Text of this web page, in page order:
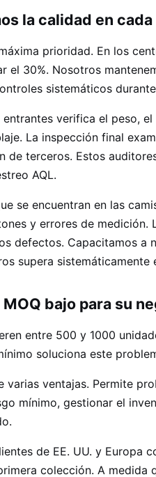
la calidad en cada
prioridad. En los
el 30%. Nosotros
sistemáticos
verifica el peso,
La inspección final
de terceros. Estos
AQL.
se encuentran en las
y errores de medición.
defectos. Capacitamos a
supera sistemáticamente
bajo para su
entre 500 y 1000
soluciona este
varias ventajas. Permite
mínimo, gestionar el
de EE. UU. y Europa
colección. A medida